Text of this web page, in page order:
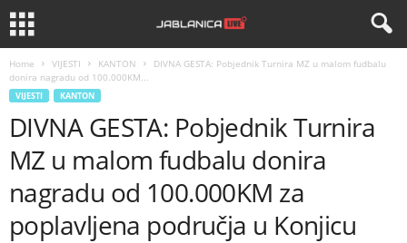
Home VIJESTI KANTON
DIVNA GESTA: Pobjednik Turnira MZ u malom fudbalu
donira nagradu od 100.000KM...
VIJESTI KANTON
DIVNA GESTA: Pobjednik Turnira
MZ u malom fudbalu donira
nagradu od 100.000KM za
poplavljena područja u Konjicu